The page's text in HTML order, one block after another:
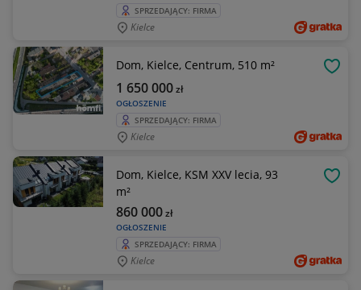
SPRZEDAJĄCY: FIRMA
Kielce
Dom, Kielce, Centrum, 510 m²
OGŁOSZENIE
1 650 000zł
SPRZEDAJĄCY: FIRMA
Kielce
Dom, Kielce, KSM XXV lecia, 93
m²
OGŁOSZENIE
860 000zł
SPRZEDAJĄCY: FIRMA
Kielce